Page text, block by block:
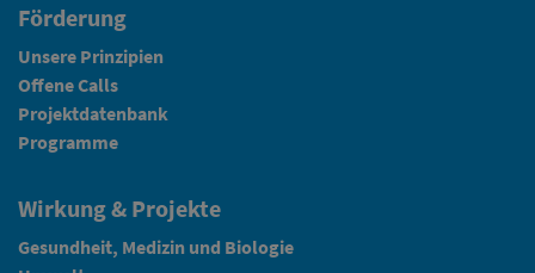
Förderung
Unsere Prinzipien
Offene Calls
Projektdatenbank
Programme
Wirkung & Projekte
Gesundheit, Medizin und Biologie